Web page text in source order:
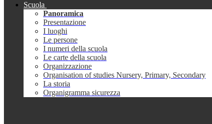
Scuola
Panoramica
Presentazione
I luoghi
Le persone
I numeri della scuola
Le carte della scuola
Organizzazione
Organisation of studies Nursery, Primary, Secondary
La storia
Organigramma sicurezza